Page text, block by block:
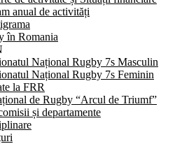
anual de activități
în Romania
Național Rugby 7s Masculin
Național Rugby 7s Feminin
la FRR
de Rugby “Arcul de Triumf”
și departamente